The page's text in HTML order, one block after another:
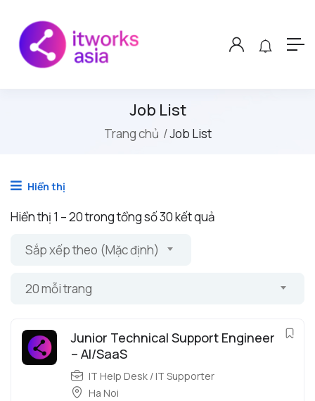
Job List
Trang chủ Job List
Hiển thị
Hiển thị 1 –20trong tổng số 30 kết quả
Sắp xếp theo (Mặc định)
20 mỗi trang
Junior Technical Support Engineer
– AI/SaaS
IT Help Desk / IT Supporter
Ha Noi